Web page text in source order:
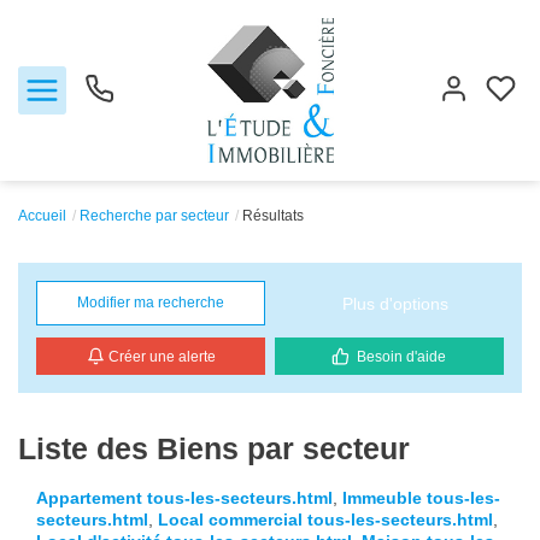
Ventes
Biens vendus
Locations
Estimation
Accueil Recherche par secteur Résultats
Modifier ma recherche Plus d'options
Créer une alerte Besoin d'aide
Liste des Biens par secteur
Appartement tous-les-secteurs.html
Immeuble tous-les-
secteurs.html
Local commercial tous-les-secteurs.html